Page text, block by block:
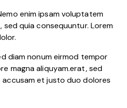
enim ipsam voluptatem
quia consequuntur. Lorem
diam nonum eirmod tempor
magna aliquyam.erat, sed
et justo duo dolores